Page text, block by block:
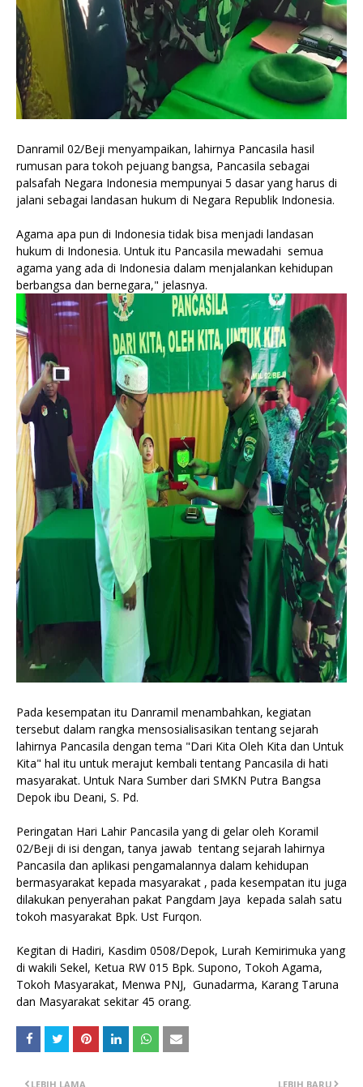
Danramil 02/Beji menyampaikan, lahirnya Pancasila hasil
rumusan para tokoh pejuang bangsa, Pancasila sebagai
palsafah Negara Indonesia mempunyai 5 dasar yang harus di
jalani sebagai landasan hukum di Negara Republik Indonesia.
Agama apa pun di Indonesia tidak bisa menjadi landasan
hukum di Indonesia. Untuk itu Pancasila mewadahi semua
agama yang ada di Indonesia dalam menjalankan kehidupan
berbangsa dan bernegara," jelasnya.
Pada kesempatan itu Danramil menambahkan, kegiatan
tersebut dalam rangka mensosialisasikan tentang sejarah
lahirnya Pancasila dengan tema "Dari Kita Oleh Kita dan Untuk
Kita" hal itu untuk merajut kembali tentang Pancasila di hati
masyarakat. Untuk Nara Sumber dari SMKN Putra Bangsa
Depok ibu Deani, S. Pd.
Peringatan Hari Lahir Pancasila yang di gelar oleh Koramil
02/Beji di isi dengan, tanya jawab tentang sejarah lahirnya
Pancasila dan aplikasi pengamalannya dalam kehidupan
bermasyarakat kepada masyarakat , pada kesempatan itu juga
dilakukan penyerahan pakat Pangdam Jaya kepada salah satu
tokoh masyarakat Bpk. Ust Furqon.
Kegitan di Hadiri, Kasdim 0508/Depok, Lurah Kemirimuka yang
di wakili Sekel, Ketua RW 015 Bpk. Supono, Tokoh Agama,
Tokoh Masyarakat, Menwa PNJ, Gunadarma, Karang Taruna
dan Masyarakat sekitar 45 orang.
LEBIH BARU
LEBIH LAMA